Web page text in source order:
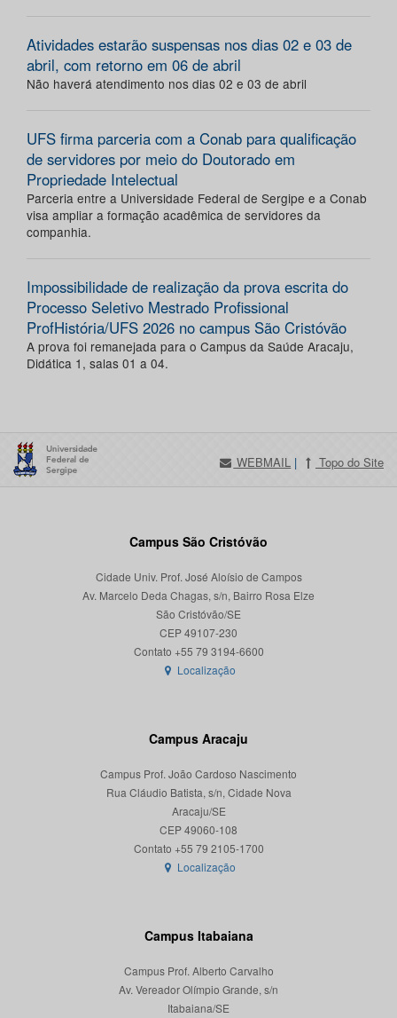
Atividades estarão suspensas nos dias 02 e 03 de
abril, com retorno em 06 de abril
Não haverá atendimento nos dias 02 e 03 de abril
UFS firma parceria com a Conab para qualificação
de servidores por meio do Doutorado em
Propriedade Intelectual
Parceria entre a Universidade Federal de Sergipe e a Conab
visa ampliar a formação acadêmica de servidores da
companhia.
Impossibilidade de realização da prova escrita do
Processo Seletivo Mestrado Profissional
ProfHistória/UFS 2026 no campus São Cristóvão
A prova foi remanejada para o Campus da Saúde Aracaju,
Didática 1, salas 01 a 04.
WEBMAIL | Topo do Site
Campus São Cristóvão
Cidade Univ. Prof. José Aloísio de Campos
Av. Marcelo Deda Chagas, s/n, Bairro Rosa Elze
São Cristóvão/SE
CEP 49107-230
Localização
Campus Aracaju
Campus Prof. João Cardoso Nascimento
Rua Cláudio Batista, s/n, Cidade Nova
Aracaju/SE
CEP 49060-108
Localização
Campus Itabaiana
Campus Prof. Alberto Carvalho
Av. Vereador Olímpio Grande, s/n
Itabaiana/SE